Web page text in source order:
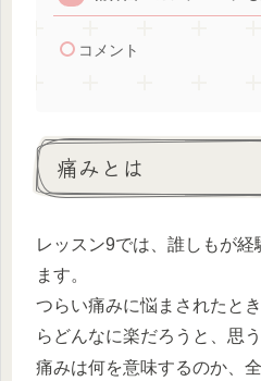
コメント
痛みとは
レッスン9では、誰しもが
ます。
つらい痛みに悩まされたと
らどんなに楽だろうと、思
痛みは何を意味するのか、